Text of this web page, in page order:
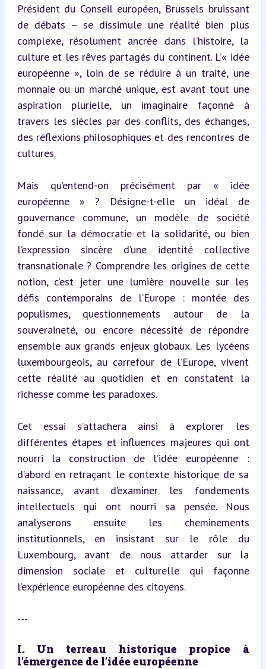
Président du Conseil européen, Brussels bruissant
de débats – se dissimule une réalité bien plus
complexe, résolument ancrée dans l’histoire, la
culture et les rêves partagés du continent. L’« idée
européenne », loin de se réduire à un traité, une
monnaie ou un marché unique, est avant tout une
aspiration plurielle, un imaginaire façonné à
travers les siècles par des conflits, des échanges,
des réflexions philosophiques et des rencontres de
cultures.
Mais qu’entend-on précisément par « idée
européenne » ? Désigne-t-elle un idéal de
gouvernance commune, un modèle de société
fondé sur la démocratie et la solidarité, ou bien
l’expression sincère d’une identité collective
transnationale ? Comprendre les origines de cette
notion, c’est jeter une lumière nouvelle sur les
défis contemporains de l’Europe : montée des
populismes, questionnements autour de la
souveraineté, ou encore nécessité de répondre
ensemble aux grands enjeux globaux. Les lycéens
luxembourgeois, au carrefour de l’Europe, vivent
cette réalité au quotidien et en constatent la
richesse comme les paradoxes.
Cet essai s’attachera ainsi à explorer les
différentes étapes et influences majeures qui ont
nourri la construction de l’idée européenne :
d’abord en retraçant le contexte historique de sa
naissance, avant d’examiner les fondements
intellectuels qui ont nourri sa pensée. Nous
analyserons ensuite les cheminements
institutionnels, en insistant sur le rôle du
Luxembourg, avant de nous attarder sur la
dimension sociale et culturelle qui façonne
l’expérience européenne des citoyens.
---
I. Un terreau historique propice à
l’émergence de l’idée européenne